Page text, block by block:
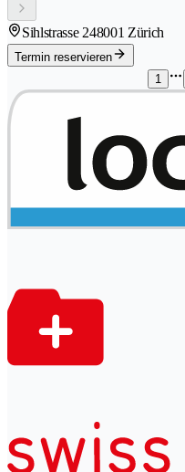
Sihlstrasse 248001 Zürich
Termin reservieren
1